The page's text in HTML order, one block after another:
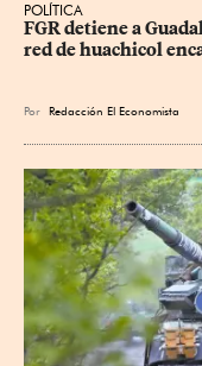
POLÍTICA
FGR detiene a
red de huachicol
Por Redacción El Economista